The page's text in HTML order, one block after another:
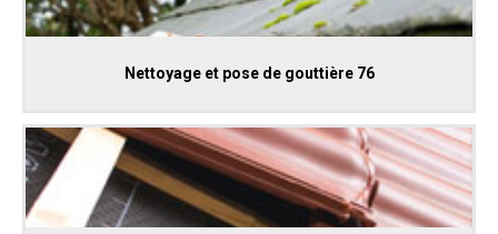
Nettoyage et pose de gouttière 76